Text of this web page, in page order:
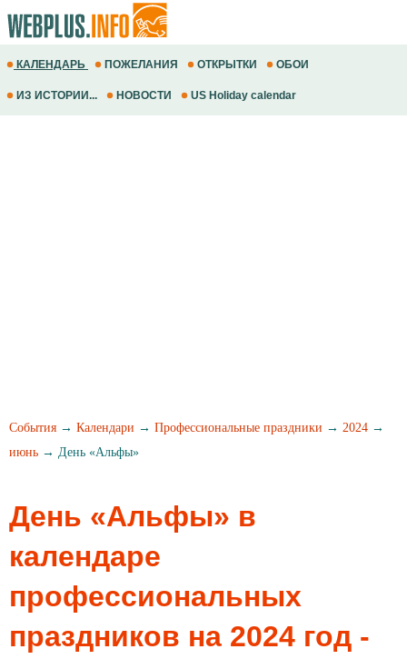
КАЛЕНДАРЬ ПОЖЕЛАНИЯ ОТКРЫТКИ ОБОИ
ИЗ ИСТОРИИ... НОВОСТИ US Holiday calendar
События → Календари → Профессиональные праздники → 2024 →
июнь → День «Альфы»
День «Альфы» в
календаре
профессиональных
праздников на 2024 год -